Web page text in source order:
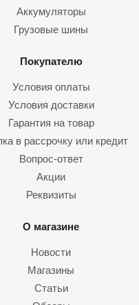
Аккумуляторы
Грузовые шины
Покупателю
Условия оплаты
Условия доставки
Гарантия на товар
в рассрочку или кредит
Вопрос-ответ
Акции
Реквизиты
О магазине
Новости
Магазины
Статьи